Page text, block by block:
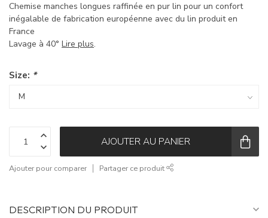
Chemise manches longues raffinée en pur lin pour un confort
inégalable de fabrication européenne avec du lin produit en
France
Lavage à 40° Lire plus.
Size: *
AJOUTER AU PANIER
Ajouter pour comparer Partager ce produit
DESCRIPTION DU PRODUIT